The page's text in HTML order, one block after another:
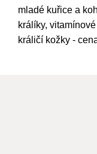
mladé kuřice a
králíky,
králičí kožky -